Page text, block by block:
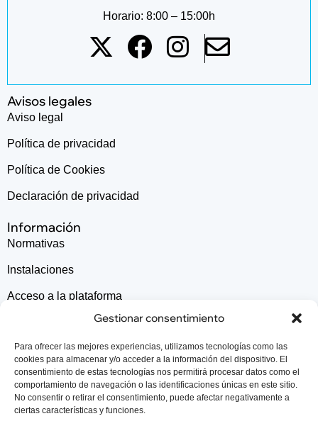
Gestionar consentimiento
Para ofrecer las mejores experiencias, utilizamos tecnologías como las
cookies para almacenar y/o acceder a la información del dispositivo. El
consentimiento de estas tecnologías nos permitirá procesar datos como el
comportamiento de navegación o las identificaciones únicas en este sitio.
No consentir o retirar el consentimiento, puede afectar negativamente a
ciertas características y funciones.
Horario: 8:00 – 15:00h
Avisos legales
Aviso legal
Política de privacidad
Política de Cookies
Declaración de privacidad
Información
Normativas
Instalaciones
Acceso a la plataforma
Patrocinadores